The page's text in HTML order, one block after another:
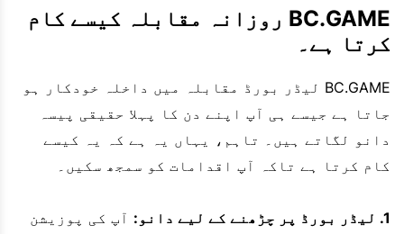
BC.GAME روزانہ مقابلہ کیسے کام
کرتا ہے۔
BC.GAME لیڈر بورڈ مقابلہ میں داخلہ خودکار ہو
جاتا ہے جیسے ہی آپ اپنے دن کا پہلا حقیقی پیسہ
دانو لگاتے ہیں۔ تاہم، یہاں یہ ہے کہ یہ کیسے
کام کرتا ہے تاکہ آپ اقدامات کو سمجھ سکیں۔
1. لیڈر بورڈ پر چڑھنے کے لیے دانو:
آپ کی پوزیشن